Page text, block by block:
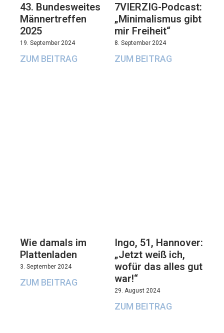
43. Bundesweites
Männertreffen
2025
19. September 2024
ZUM BEITRAG
7VIERZIG-Podcast:
„Minimalismus gibt
mir Freiheit“
8. September 2024
ZUM BEITRAG
Wie damals im
Plattenladen
3. September 2024
ZUM BEITRAG
Ingo, 51, Hannover:
„Jetzt weiß ich,
wofür das alles gut
war!“
29. August 2024
ZUM BEITRAG